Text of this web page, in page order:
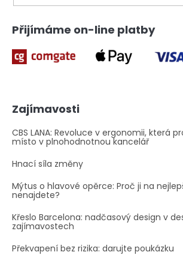
Přijímáme on-line platby
Zajímavosti
CBS LANA: Revoluce v ergonomii, která
místo v plnohodnotnou kancelář
Hnací síla změny
Mýtus o hlavové opěrce: Proč ji na
nenajdete?
Křeslo Barcelona: nadčasový design v
zajímavostech
Překvapení bez rizika: darujte poukázku